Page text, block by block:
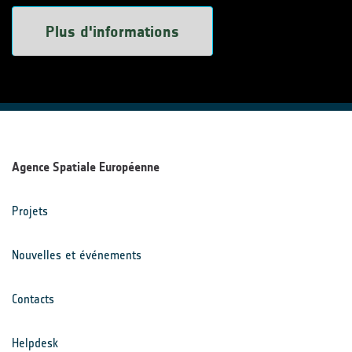
Plus d'informations
Agence Spatiale Européenne
Projets
Nouvelles et événements
Contacts
Helpdesk